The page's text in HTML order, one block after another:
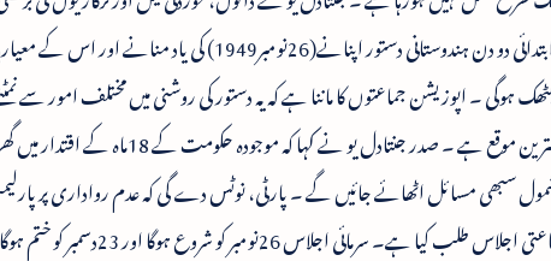
مسئلہ اٹھانے کا بھی فیصلہ کیا ہے۔ اجلاس کے ابتدائی دو دن ہندوستانی دستور اپنانے(26نومبر1949)
ہوگی ۔ اپوزیشن جماعتوں کا ماننا ہے کہ یہ دستور کی روشنی میں مختلف امور سے
حکومت کے طریقہ کار میں خامیاں ڈھوندنے کا بہترین موقع ہے ۔ صدر جنتادل یو نے کہا کہ
سبھی مسائل اٹھائے جائیں گے ۔ پارٹی، نوٹس دے گی کہ عدم رواداری پر
بحث ہو ہو۔ حکومت نے کل11بجے دن کل جماعتی اجلاس طلب کیا ہے۔ سرمائی اجلاس